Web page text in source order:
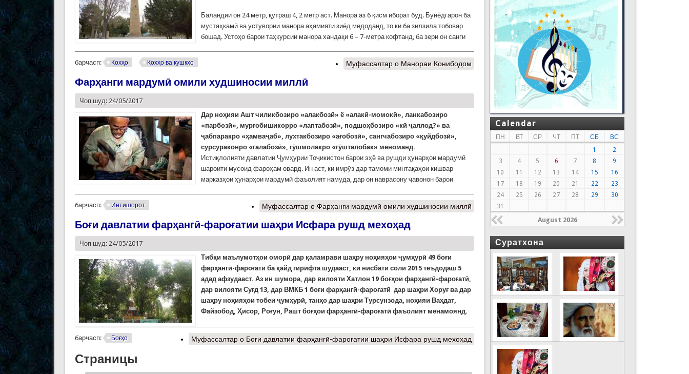
Баландии он 24 метр, қутраш 4, 2 метр аст. Манора аз 6 қисм иборат буд. Бунёдгарон ба
мустаҳкамӣ ва устувории манора аҳамияти зиёд медоданд, то ки ба зилзила тобовар
бошад. Устоҳо барои таҳкурсии манора хандақи 6 – 7-метра кофтанд, ба зери он санги
барчасп: Кохҳо Кохҳо ва кушкҳо Муфассалтар о Манораи Конибодом
Фарҳанги мардумӣ омили худшиносии миллӣ
Чоп шуд: 24/05/2017
Дар ноҳияи Ашт чиликбозиро «алакбозӣ» ё «алакӣ-момокӣ», ланкабозиро
«парбозӣ», мурғобишикорро «лаптабозӣ», подшоҳбозиро «кӣ ҷаллод?» ва
ҷабпаракро «ҳамваҷаб», лухтакбозиро «ағобозӣ», сангчабозиро «қуйдбозӣ»,
сурсураконро «галабозӣ», гӯшмолакро «гӯшталобак» меноманд.
Истиқлолияти давлатии Ҷумҳурии Тоҷикистон барои эҳё ва рушди ҳунарҳои мардумӣ
шароити мусоид фароҳам овард. Ин аст, ки имрӯз дар тамоми минтақаҳои кишвар
марказҳои ҳунарҳои мардумӣ фаъолият намуда, дар он наврасону ҷавонон барои
барчасп: Интишорот Муфассалтар о Фарҳанги мардумӣ омили худшиносии миллӣ
Боғи давлатии фарҳангӣ-фароғатии шаҳри Исфара рушд мехоҳад
Чоп шуд: 24/05/2017
Тибқи маълумотҳои оморӣ дар қаламрави шаҳру ноҳияҳои ҷумҳурӣ 49 боғи
фарҳангӣ-фароғатӣ ба қайд гирифта шудааст, ки нисбати соли 2015 теъдодаш 5
адад афзудааст. Аз ин шумора, дар вилояти Хатлон 19 боғҳои фарҳангӣ-фароғатӣ,
дар вилояти Суғд 13, дар ВМКБ 1 боғи фарҳангӣ-фароғатӣ дар шаҳри Хоруғ ва дар
шаҳру ноҳияҳои тобеи ҷумҳурӣ, танҳо дар шаҳри Турсунзода, ноҳияи Ваҳдат,
Файзобод, Ҳисор, Роғун, Рашт боғҳои фарҳангӣ-фароғатӣ фаъолият менамоянд.
барчасп: Боғҳо Муфассалтар о Боғи давлатии фарҳангӣ-фароғатии шаҳри Исфара рушд мехоҳад
Страницы
Calendar
ПН ВТ СР ЧТ ПТ СБ
ВС
1
2
3
4 5 6 7 8
9
10
11 12 13 14 15
16
17
18 19 20 21 22
23
24
25 26 27 28 29
30
31
August 2026
Суратхона